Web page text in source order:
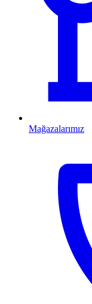
Mağazalarımız